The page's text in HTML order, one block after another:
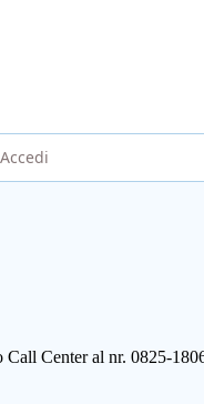
Accedi
Call Center al nr. 0825-